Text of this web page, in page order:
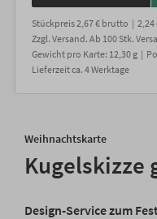
Stückpreis2,67 € brutto | 2,24
Zzgl. Versand. Ab 100 Stk.
Gewicht pro Karte: 12,30 g |
Lieferzeitca. 4Werktage
Weihnachtskarte
Kugelskizze
Design-Service zum